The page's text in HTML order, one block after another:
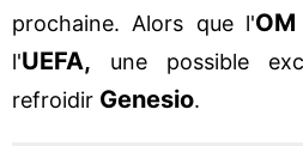
prochaine. Alors que l'OM
l'UEFA, une possible
refroidir Genesio.